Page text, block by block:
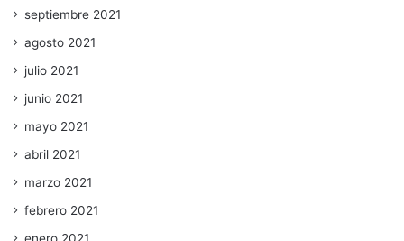
septiembre 2021
agosto 2021
julio 2021
junio 2021
mayo 2021
abril 2021
marzo 2021
febrero 2021